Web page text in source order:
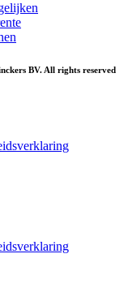
BV. All rights reserved